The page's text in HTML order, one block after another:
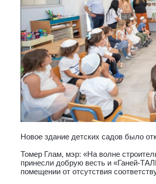
Новое здание детских садов было
Томер Глам, мэр: «На волне
принесли добрую весть и «Ганей-
помещении от отсутствия